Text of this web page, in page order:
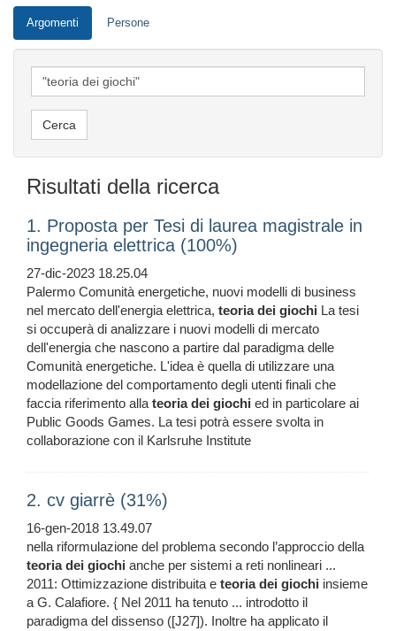
Argomenti Persone
Risultati della ricerca
1. Proposta per Tesi di laurea magistrale in
ingegneria elettrica (100%)
27-dic-2023 18.25.04
Palermo Comunità energetiche, nuovi modelli di business
nel mercato dell'energia elettrica, teoria dei giochi La tesi
si occuperà di analizzare i nuovi modelli di mercato
dell'energia che nascono a partire dal paradigma delle
Comunità energetiche. L'idea è quella di utilizzare una
modellazione del comportamento degli utenti finali che
faccia riferimento allateoria dei giochi ed in particolare ai
Public Goods Games. La tesi potrà essere svolta in
collaborazione con il Karlsruhe Institute
2. cv giarrè (31%)
16-gen-2018 13.49.07
nella riformulazione del problema secondo l’approccio della
teoria dei giochi anche per sistemi a reti nonlineari ...
2011: Ottimizzazione distribuita e teoria dei giochi insieme
a G. Calafiore. { Nel 2011 ha tenuto ... introdotto il
paradigma del dissenso ([J27]). Inoltre ha applicato il